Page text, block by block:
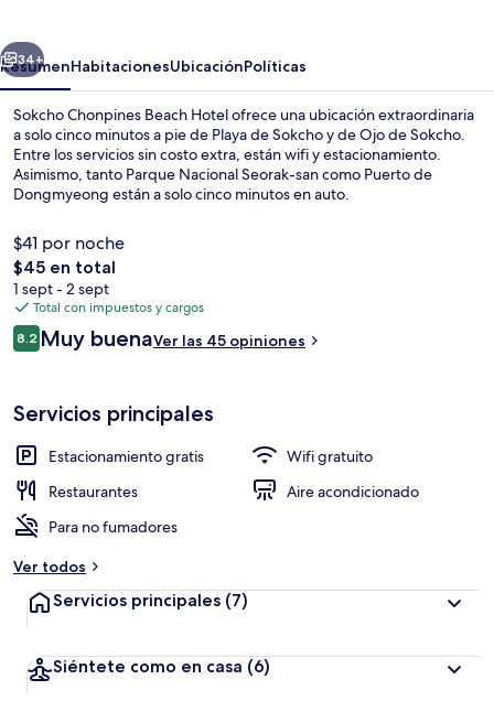
Siguiente
34+
ResumenHabitacionesUbicaciónPolíticas
Sokcho Chonpines Beach Hotel ofrece una ubicación extraordinaria
a solo cinco minutos a pie de Playa de Sokcho y de Ojo de Sokcho.
Entre los servicios sin costo extra, están wifi y estacionamiento.
Asimismo, tanto Parque Nacional Seorak-san como Puerto de
Dongmyeong están a solo cinco minutos en auto.
$41 por noche
El
precio
total
es
de
$45 en total
1 sept - 2 sept
Total con impuestos y cargos
Opiniones
8.28.2 de 10,
Muy buenaVer las 45 opiniones
Servicios principales
Estacionamiento gratis
Wifi gratuito
Restaurantes
Aire acondicionado
Para no fumadores
Ver todos
Servicios principales (7)
Siéntete como en casa (6)